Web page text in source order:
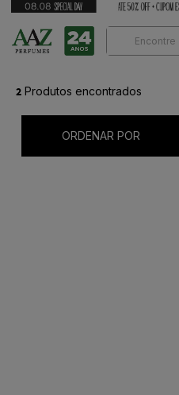
2 Produtos encontrados
ORDENAR POR